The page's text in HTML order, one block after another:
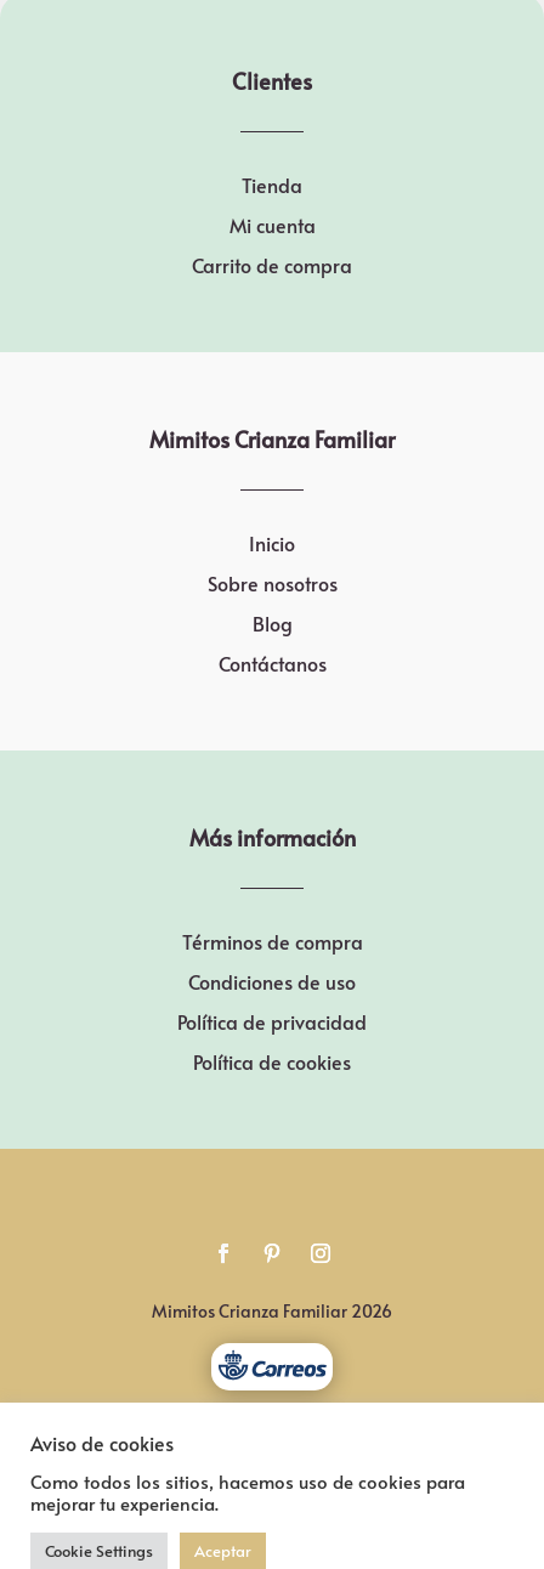
Clientes
Tienda
Mi cuenta
Carrito de compra
Mimitos Crianza Familiar
Inicio
Sobre nosotros
Blog
Contáctanos
Más información
Términos de compra
Condiciones de uso
Política de privacidad
Política de cookies
Mimitos Crianza Familiar 2026
Aviso de cookies
Como todos los sitios, hacemos uso de cookies para
mejorar tu experiencia.
Cookie Settings Aceptar